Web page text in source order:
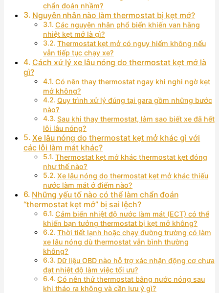
chẩn đoán nhầm?
Nguyên nhân nào làm thermostat bị kẹt mở?
Các nguyên nhân phổ biến khiến van hằng
nhiệt kẹt mở là gì?
Thermostat kẹt mở có nguy hiểm không nếu
vẫn tiếp tục chạy xe?
Cách xử lý xe lâu nóng do thermostat kẹt mở là
gì?
Có nên thay thermostat ngay khi nghi ngờ kẹt
mở không?
Quy trình xử lý đúng tại gara gồm những bước
nào?
Sau khi thay thermostat, làm sao biết xe đã hết
lỗi lâu nóng?
Xe lâu nóng do thermostat kẹt mở khác gì với
các lỗi làm mát khác?
Thermostat kẹt mở khác thermostat kẹt đóng
như thế nào?
Xe lâu nóng do thermostat kẹt mở khác thiếu
nước làm mát ở điểm nào?
Những yếu tố nào có thể làm chẩn đoán
“thermostat kẹt mở” bị sai lệch?
Cảm biến nhiệt độ nước làm mát (ECT) có thể
khiến bạn tưởng thermostat bị kẹt mở không?
Thời tiết lạnh hoặc chạy đường trường có làm
xe lâu nóng dù thermostat vẫn bình thường
không?
Dữ liệu OBD nào hỗ trợ xác nhận động cơ chưa
đạt nhiệt độ làm việc tối ưu?
Có nên thử thermostat bằng nước nóng sau
khi tháo ra không và cần lưu ý gì?